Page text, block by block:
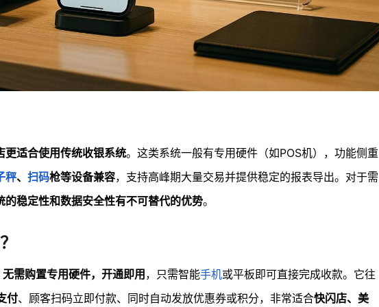
更适合使用传统收银系统。这类系统一般有专用硬件（如POS机），功能侧重
秤、 扫码枪等设备兼容，支持高峰期大量交易并提供稳定的报表导出。对于需
的稳定性和数据安全性有不可替代的优势。
无需购置专用硬件，开通即用 ，只需智能手机或平板即可直接完成收款。它往
付、顾客扫码立即付款、同时自动发放优惠券或积分，非常适合快闪店、美